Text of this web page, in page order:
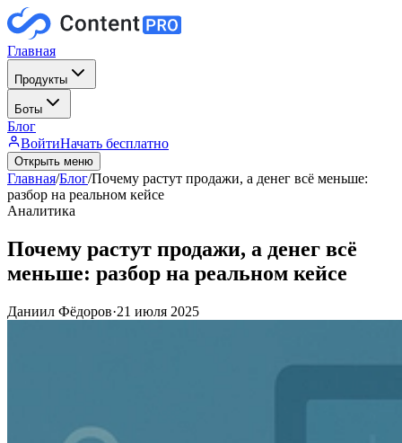
Главная
Продукты
Боты
Блог
ВойтиНачать бесплатно
Открыть меню
Главная/Блог/Почему растут продажи, а денег всё меньше:
разбор на реальном кейсе
Аналитика
Почему растут продажи, а денег всё
меньше: разбор на реальном кейсе
Даниил Фёдоров·21 июля 2025